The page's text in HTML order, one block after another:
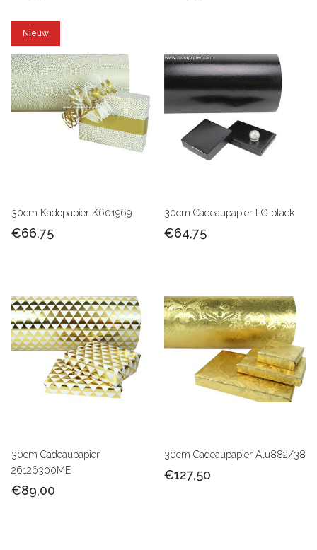
Nieuw
30cm Kadopapier K601969
€66,75
30cm Cadeaupapier LG black
€64,75
30cm Cadeaupapier
26126300ME
€89,00
30cm Cadeaupapier Alu882/38
€127,50